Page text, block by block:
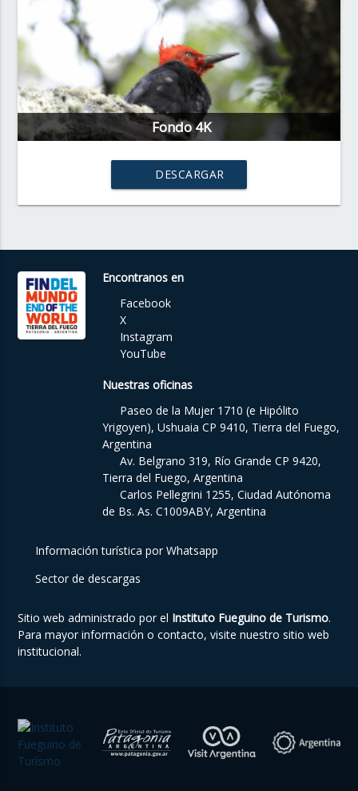
Fondo 4K
DESCARGAR
Encontranos en
Facebook
X
Instagram
YouTube
Nuestras oficinas
Paseo de la Mujer 1710 (e Hipólito
Yrigoyen), Ushuaia CP 9410, Tierra del Fuego,
Argentina
Av. Belgrano 319, Río Grande CP 9420,
Tierra del Fuego, Argentina
Carlos Pellegrini 1255, Ciudad Autónoma
de Bs. As. C1009ABY, Argentina
Información turística por Whatsapp
Sector de descargas
Sitio web administrado por el Instituto Fueguino de Turismo.
Para mayor información o contacto, visite nuestrositio web
institucional.